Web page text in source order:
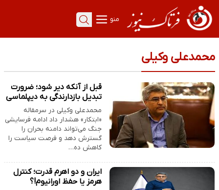
منو
محمدعلی وکیلی
قبل از آنکه دیر شود؛ ضرورت
تبدیل بازدارندگی به دیپلماسی
محمدعلی وکیلی در سرمقاله
«ابتکار» هشدار داد ادامه فرسایشی
جنگ می‌تواند دامنه بحران را
گسترش دهد و فرصت سیاست را
کاهش ده…
ایران و دو اهرم قدرت؛ کنترل
هرمز یا حفظ اورانیوم!؟